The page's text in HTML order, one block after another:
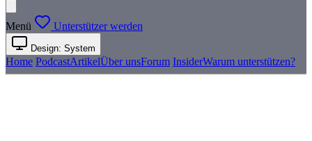
Menü Unterstützer werden
Design: System
Home PodcastArtikelÜber unsForum InsiderWarum unterstützen?